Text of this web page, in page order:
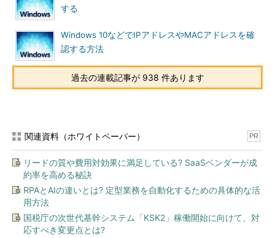
※リモートから本TIPSで述べているコマンドなどを動作させる場
合、認証方法や権限、（WinRMやファイアウォールの）リモー
トから実行する許可設定の状態などによって、実行できないこと
がある（場合によっては、さらに管理者権限のあるコマンドプロ
ンプトやPowerShellウィンドウから実行する必要がある）。本
TIPSでは、ローカルもリモートも同じActive Directoryドメイン
に所属するなどして、認証に関しては問題なく透過的に動作して
内に、リモー
トで実行したいコマンドを記述する（2つ以上のコマンドを実行
したい場合は、スクリプトファイルに記述する必要がある）。
Invoke-Command -ComputerName
Get-PSDrive }
する
Windows 10などでIPアドレスやMACアドレスを確
認する方法
過去の連載記事が 938 件あります
関連資料（ホワイトペーパー） PR
リードの質や費用対効果に満足している? SaaSベンダーが成
約率を高める秘訣
RPAとAIの違いとは? 定型業務を自動化するための具体的な活
用方法
国税庁の次世代基幹システム「KSK2」稼働開始に向けて、対
応すべき変更点とは?